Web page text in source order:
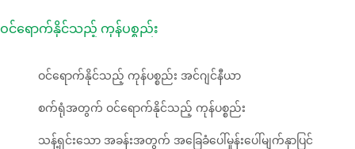
ဝင်ရောက်နိုင်သည့် ကုန်ပစ္စည်း
ဝင်ရောက်နိုင်သည့် ကုန်ပစ္စည်း အင်ဂျင်နီယာ
စက်ရုံအတွက် ဝင်ရောက်နိုင်သည့် ကုန်ပစ္စည်း
သန့်ရှင်းသော အခန်းအတွက် အခြေခံပေါ်မှုန်းပေါ်မျက်နှာပြင်